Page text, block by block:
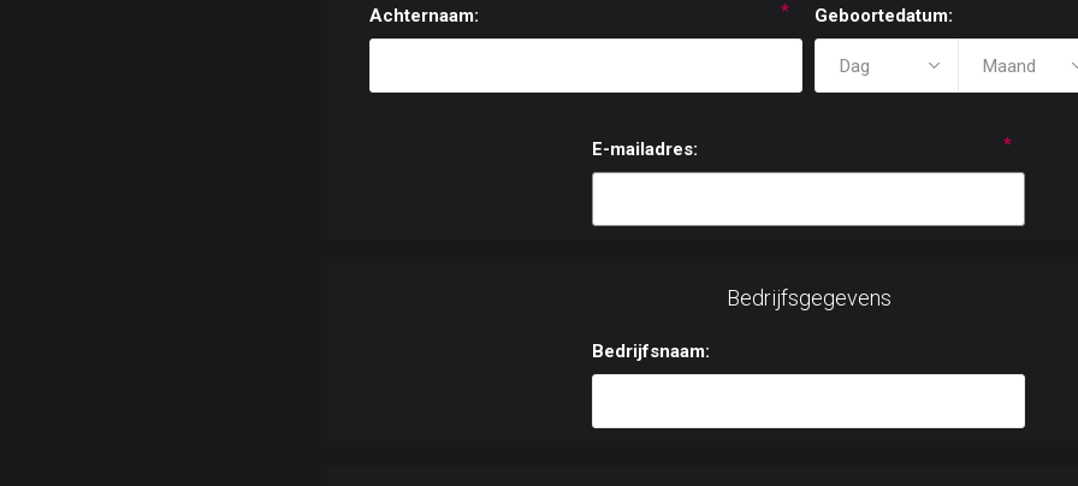
Achternaam: * Geboortedatum:
E-mailadres: *
Bedrijfsgegevens
Bedrijfsnaam: